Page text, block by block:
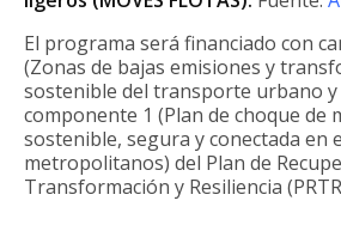
El programa será financiado con
(Zonas de bajas emisiones y
sostenible del transporte urbano
componente 1 (Plan de choque de
sostenible, segura y conectada en
metropolitanos) del Plan de
Transformación y Resiliencia